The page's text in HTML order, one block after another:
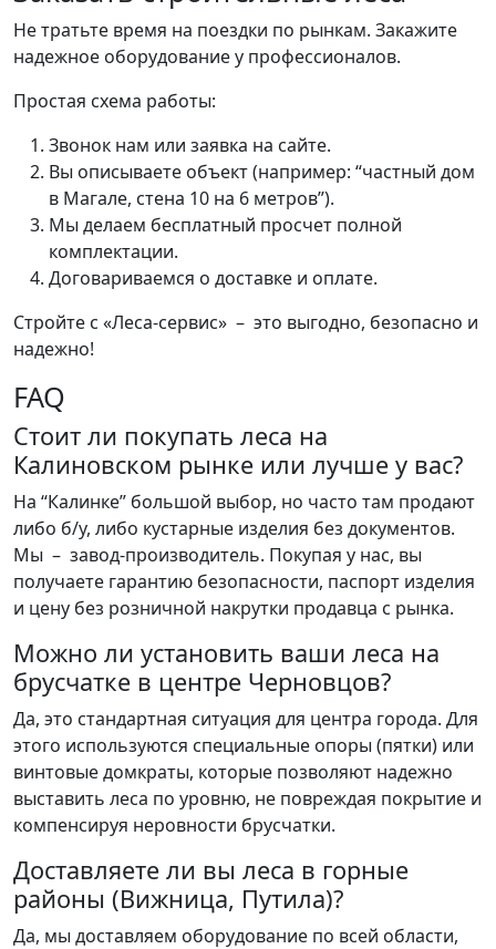
Не тратьте время на поездки по рынкам. Закажите
надежное оборудование у профессионалов.
Простая схема работы:
Звонок нам или заявка на сайте.
Вы описываете объект (например: “частный дом
в Магале, стена 10 на 6 метров”).
Мы делаем бесплатный просчет полной
комплектации.
Договариваемся о доставке и оплате.
Стройте с «Леса-сервис» – это выгодно, безопасно и
надежно!
FAQ
Стоит ли покупать леса на
Калиновском рынке или лучше у вас?
На “Калинке” большой выбор, но часто там продают
либо б/у, либо кустарные изделия без документов.
Мы – завод-производитель. Покупая у нас, вы
получаете гарантию безопасности, паспорт изделия
и цену без розничной накрутки продавца с рынка.
Можно ли установить ваши леса на
брусчатке в центре Черновцов?
Да, это стандартная ситуация для центра города. Для
этого используются специальные опоры (пятки) или
винтовые домкраты, которые позволяют надежно
выставить леса по уровню, не повреждая покрытие и
компенсируя неровности брусчатки.
Доставляете ли вы леса в горные
районы (Вижница, Путила)?
Да, мы доставляем оборудование по всей области,